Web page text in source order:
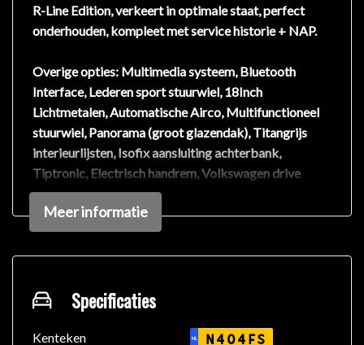
R-Line Edition, verkeert in optimale staat, perfect
onderhouden, kompleet met service historie + NAP.
Overige opties: Multimedia systeem, Bluetooth
Interface, Lederen sport stuurwiel, 18Inch
Lichtmetalen, Automatische Airco, Multifunctioneel
stuurwiel, Panorama (groot glazendak), Titangrijs
interieurlijsten, Isofix aansluiting achterbank,
Tiptronic, Electrisch handrem, Volkswagen drive
select-modus efficiency, Buitenspiegelpakket en
Spraaksturing, mooi nougat bruin leder sport zetels,
(niet rokers auto), kleur exterieur: Titanium Beige
Metallic.
Prachtige Tiguan met de juiste kleurcombinatie,
gebouwd voor vele jaren rijplezier waarbij comfort en
veiligheid op de eerste plaats staan, dat is deze
Meer informatie
Specificaties
Kenteken NL N404FS